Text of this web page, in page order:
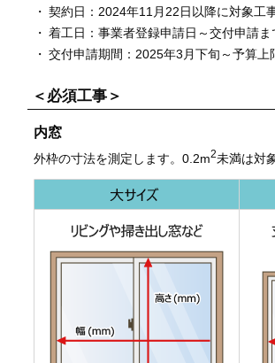
契約日：2024年11月22日以降に対象工
着工日：事業者登録申請日～交付申請ま
交付申請期間：2025年3月下旬～予算上
＜必須工事＞
内窓
外枠の寸法を測定します。0.2m2未満は対